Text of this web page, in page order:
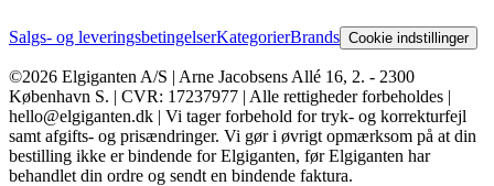
Salgs- og leveringsbetingelserKategorierBrands Cookie indstillinger
©2026 Elgiganten A/S | Arne Jacobsens Allé 16, 2. - 2300
København S. | CVR: 17237977 | Alle rettigheder forbeholdes |
hello@elgiganten.dk | Vi tager forbehold for tryk- og korrekturfejl
samt afgifts- og prisændringer. Vi gør i øvrigt opmærksom på at din
bestilling ikke er bindende for Elgiganten, før Elgiganten har
behandlet din ordre og sendt en bindende faktura.